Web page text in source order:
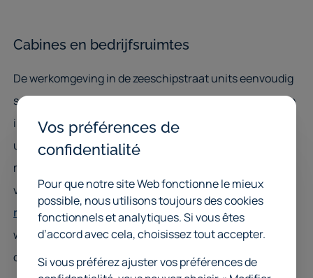
Cabines en bedrijfsruimtes
De werkomgeving in de zeeschipstraat units eenvoudig
schikken naar uw zin. Van Hoyez wanden tot cabines en
industriële gaaswanden. Bij ons kan u terecht voor een
uitwerking op maat van uw unit. Kantoorruimtes maken
met Hoyez wanden? Liever iets dat makkelijker
verplaatsbaar is?Kijk even naar onze cabines voor
meer info. Machines die reglementair beveiligd moeten
worden met gaaswanden? Geen probleem want ook
daarvoor kan u bij ons terecht!
Vos préférences de
confidentialité
Pour que notre site Web fonctionne le mieux
possible, nous utilisons toujours des cookies
fonctionnels et analytiques. Si vous êtes
d’accord avec cela, choisissez tout accepter.
Si vous préférez ajuster vos préférences de